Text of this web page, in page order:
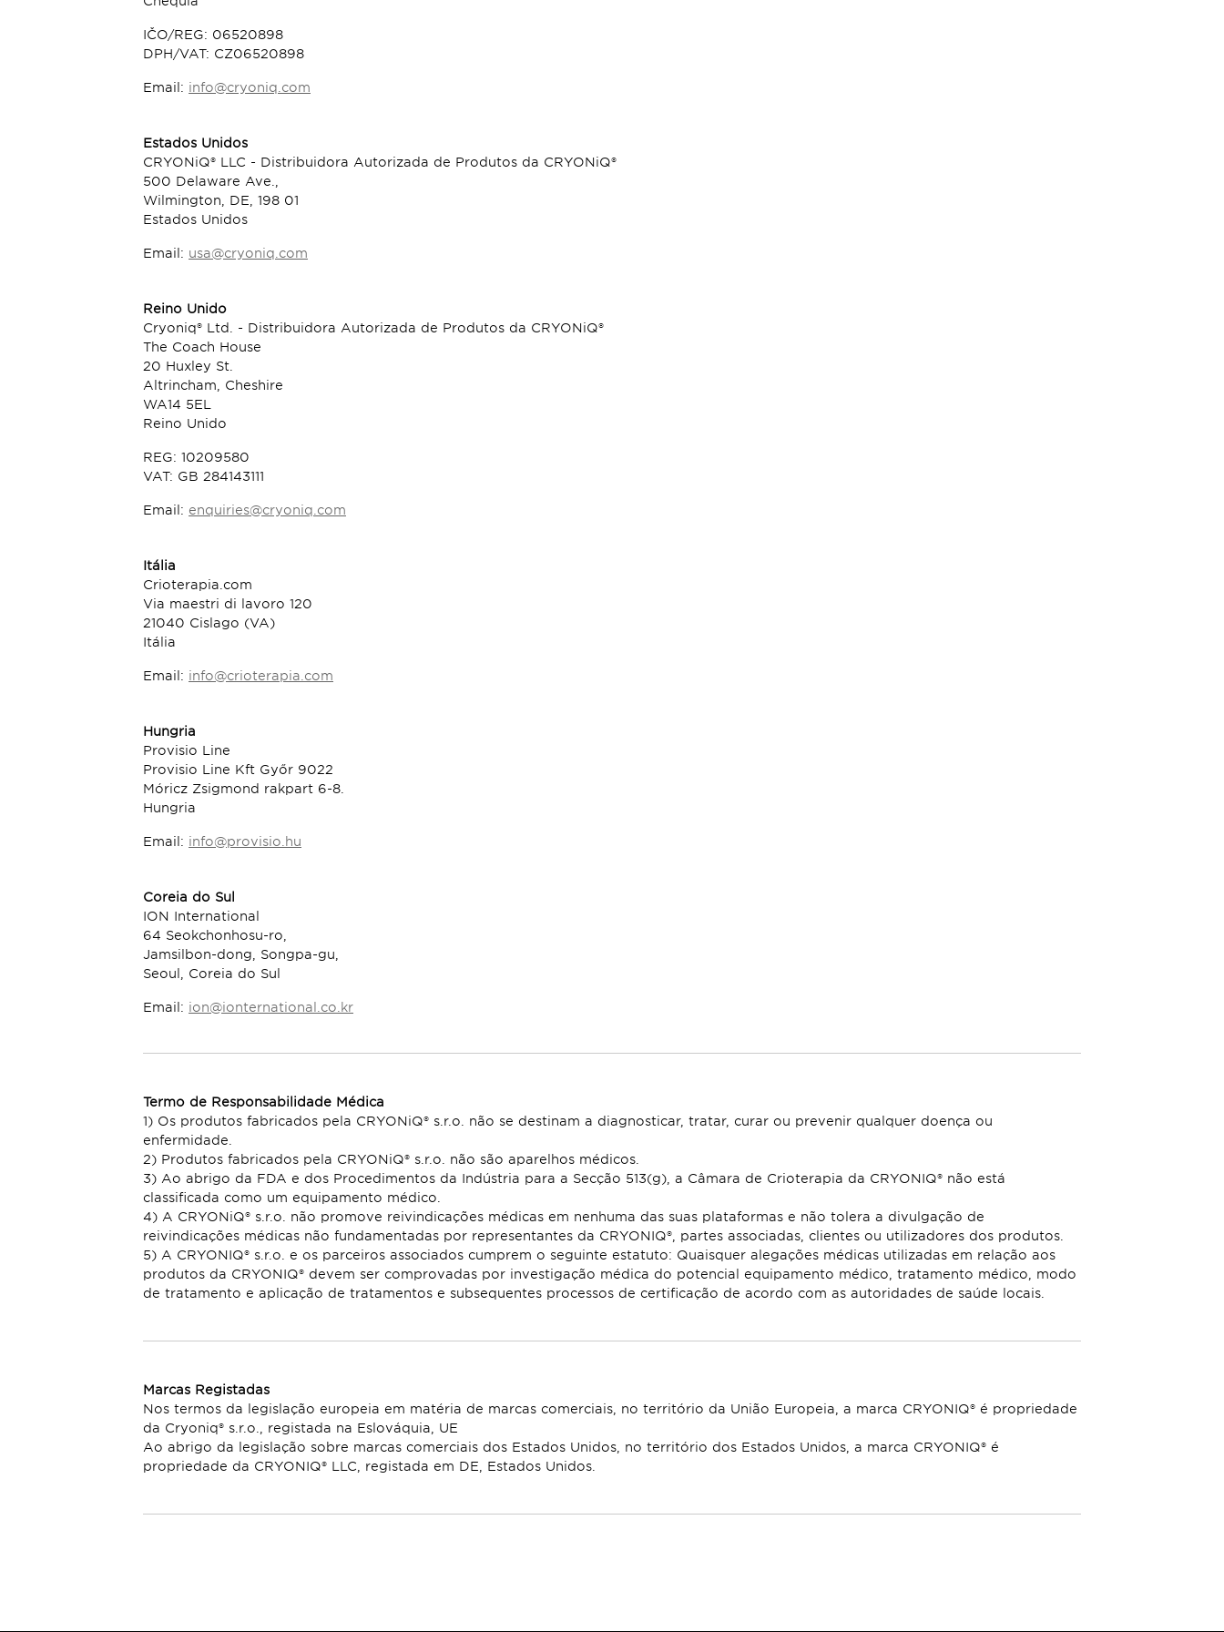
IČO/REG: 06520898
DPH/VAT: CZ06520898
Email: info@cryoniq.com
Estados Unidos
CRYONiQ® LLC - Distribuidora Autorizada de Produtos da CRYONiQ®
500 Delaware Ave.,
Wilmington, DE, 198 01
Estados Unidos
Email: usa@cryoniq.com
Reino Unido
Cryoniq® Ltd. - Distribuidora Autorizada de Produtos da CRYONiQ®
The Coach House
20 Huxley St.
Altrincham, Cheshire
WA14 5EL
Reino Unido
REG: 10209580
VAT: GB 284143111
Email: enquiries@cryoniq.com
Itália
Crioterapia.com
Via maestri di lavoro 120
21040 Cislago (VA)
Itália
Email: info@crioterapia.com
Hungria
Provisio Line
Provisio Line Kft Győr 9022
Móricz Zsigmond rakpart 6-8.
Hungria
Email: info@provisio.hu
Coreia do Sul
ION International
64 Seokchonhosu-ro,
Jamsilbon-dong, Songpa-gu,
Seoul, Coreia do Sul
Email: ion@ionternational.co.kr
Termo de Responsabilidade Médica
1) Os produtos fabricados pela CRYONiQ® s.r.o. não se destinam a diagnosticar, tratar, curar ou prevenir qualquer doença ou
enfermidade.
2) Produtos fabricados pela CRYONiQ® s.r.o. não são aparelhos médicos.
3) Ao abrigo da FDA e dos Procedimentos da Indústria para a Secção 513(g), a Câmara de Crioterapia da CRYONIQ® não está
classificada como um equipamento médico.
4) A CRYONiQ® s.r.o. não promove reivindicações médicas em nenhuma das suas plataformas e não tolera a divulgação de
reivindicações médicas não fundamentadas por representantes da CRYONIQ®, partes associadas, clientes ou utilizadores dos produtos.
5) A CRYONIQ® s.r.o. e os parceiros associados cumprem o seguinte estatuto: Quaisquer alegações médicas utilizadas em relação aos
produtos da CRYONIQ® devem ser comprovadas por investigação médica do potencial equipamento médico, tratamento médico, modo
de tratamento e aplicação de tratamentos e subsequentes processos de certificação de acordo com as autoridades de saúde locais.
Marcas Registadas
Nos termos da legislação europeia em matéria de marcas comerciais, no território da União Europeia, a marca CRYONIQ® é propriedade
da Cryoniq® s.r.o., registada na Eslováquia, UE
Ao abrigo da legislação sobre marcas comerciais dos Estados Unidos, no território dos Estados Unidos, a marca CRYONIQ® é
propriedade da CRYONIQ® LLC, registada em DE, Estados Unidos.